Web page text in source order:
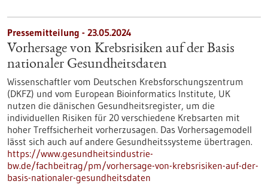
Pressemitteilung - 23.05.2024
Vorhersage von Krebsrisiken auf der Basis
nationaler Gesundheitsdaten
Wissenschaftler vom Deutschen Krebsforschungszentrum
(DKFZ) und vom European Bioinformatics Institute, UK
nutzen die dänischen Gesundheitsregister, um die
individuellen Risiken für 20 verschiedene Krebsarten mit
hoher Treffsicherheit vorherzusagen. Das Vorhersagemodell
lässt sich auch auf andere Gesundheitssysteme übertragen.
https://www.gesundheitsindustrie-
bw.de/fachbeitrag/pm/vorhersage-von-krebsrisiken-auf-der-
basis-nationaler-gesundheitsdaten